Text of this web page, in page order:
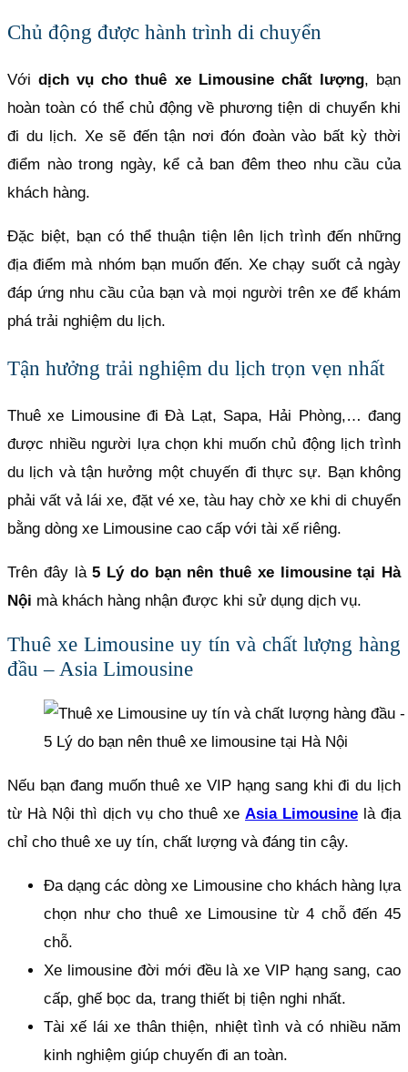
Chủ động được hành trình di chuyển
Vớidịch vụ cho thuê xe Limousine chất lượng, bạn
hoàn toàn có thể chủ động về phương tiện di chuyển khi
đi du lịch. Xe sẽ đến tận nơi đón đoàn vào bất kỳ thời
điểm nào trong ngày, kể cả ban đêm theo nhu cầu của
khách hàng.
Đặc biệt, bạn có thể thuận tiện lên lịch trình đến những
địa điểm mà nhóm bạn muốn đến. Xe chạy suốt cả ngày
đáp ứng nhu cầu của bạn và mọi người trên xe để khám
phá trải nghiệm du lịch.
Tận hưởng trải nghiệm du lịch trọn vẹn nhất
Thuê xe Limousine đi Đà Lạt, Sapa, Hải Phòng,… đang
được nhiều người lựa chọn khi muốn chủ động lịch trình
du lịch và tận hưởng một chuyến đi thực sự. Bạn không
phải vất vả lái xe, đặt vé xe, tàu hay chờ xe khi di chuyển
bằng dòng xe Limousine cao cấp với tài xế riêng.
Trên đây là5 Lý do bạn nên thuê xe limousine tại Hà
Nội mà khách hàng nhận được khi sử dụng dịch vụ.
Thuê xe Limousine uy tín và chất lượng hàng
đầu – Asia Limousine
5 Lý do bạn nên thuê xe limousine tại Hà Nội
Nếu bạn đang muốn thuê xe VIP hạng sang khi đi du lịch
từ Hà Nội thì dịch vụ cho thuê xe Asia Limousine là địa
chỉ cho thuê xe uy tín, chất lượng và đáng tin cậy.
Đa dạng các dòng xe Limousine cho khách hàng lựa
chọn như cho thuê xe Limousine từ 4 chỗ đến 45
chỗ.
Xe limousine đời mới đều là xe VIP hạng sang, cao
cấp, ghế bọc da, trang thiết bị tiện nghi nhất.
Tài xế lái xe thân thiện, nhiệt tình và có nhiều năm
kinh nghiệm giúp chuyến đi an toàn.